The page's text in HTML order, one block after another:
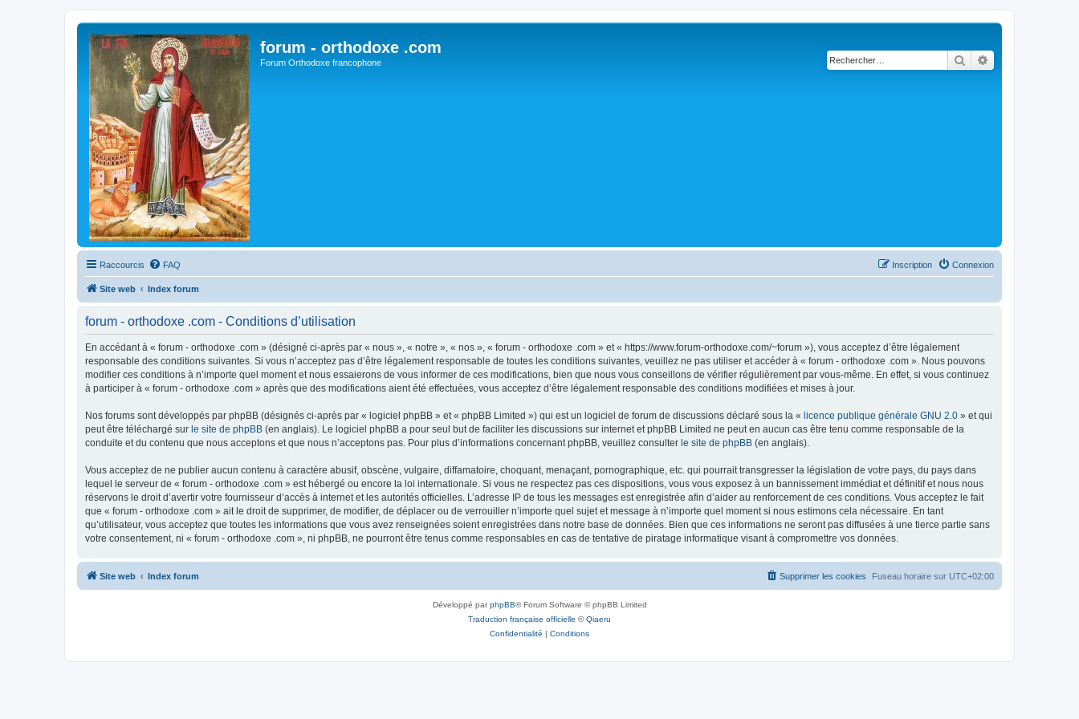
forum - orthodoxe .com
Forum Orthodoxe francophone Rechercher
Raccourcis FAQ Connexion
Inscription
Site web Index forum
forum - orthodoxe .com - Conditions d’utilisation
En accédant à « forum - orthodoxe .com » (désigné ci-après par « nous », « notre », « nos », « forum - orthodoxe .com » et « https://www.forum-orthodoxe.com/~forum »), vous acceptez d’être légalement
responsable des conditions suivantes. Si vous n’acceptez pas d’être légalement responsable de toutes les conditions suivantes, veuillez ne pas utiliser et accéder à « forum - orthodoxe .com ». Nous pouvons
modifier ces conditions à n’importe quel moment et nous essaierons de vous informer de ces modifications, bien que nous vous conseillons de vérifier régulièrement par vous-même. En effet, si vous continuez
à participer à « forum - orthodoxe .com » après que des modifications aient été effectuées, vous acceptez d’être légalement responsable des conditions modifiées et mises à jour.
Nos forums sont développés par phpBB (désignés ci-après par « logiciel phpBB » et « phpBB Limited ») qui est un logiciel de forum de discussions déclaré sous la « licence publique générale GNU 2.0 » et qui
peut être téléchargé sur le site de phpBB (en anglais). Le logiciel phpBB a pour seul but de faciliter les discussions sur internet et phpBB Limited ne peut en aucun cas être tenu comme responsable de la
conduite et du contenu que nous acceptons et que nous n’acceptons pas. Pour plus d’informations concernant phpBB, veuillez consulter le site de phpBB (en anglais).
Vous acceptez de ne publier aucun contenu à caractère abusif, obscène, vulgaire, diffamatoire, choquant, menaçant, pornographique, etc. qui pourrait transgresser la législation de votre pays, du pays dans
lequel le serveur de « forum - orthodoxe .com » est hébergé ou encore la loi internationale. Si vous ne respectez pas ces dispositions, vous vous exposez à un bannissement immédiat et définitif et nous nous
réservons le droit d’avertir votre fournisseur d’accès à internet et les autorités officielles. L’adresse IP de tous les messages est enregistrée afin d’aider au renforcement de ces conditions. Vous acceptez le fait
que « forum - orthodoxe .com » ait le droit de supprimer, de modifier, de déplacer ou de verrouiller n’importe quel sujet et message à n’importe quel moment si nous estimons cela nécessaire. En tant
qu’utilisateur, vous acceptez que toutes les informations que vous avez renseignées soient enregistrées dans notre base de données. Bien que ces informations ne seront pas diffusées à une tierce partie sans
votre consentement, ni « forum - orthodoxe .com », ni phpBB, ne pourront être tenus comme responsables en cas de tentative de piratage informatique visant à compromettre vos données.
Site web Index forum Fuseau horaire sur UTC+02:00
Supprimer les cookies
Développé parphpBB® Forum Software © phpBB Limited
Traduction française officielle ©Qiaeru
Confidentialité | Conditions